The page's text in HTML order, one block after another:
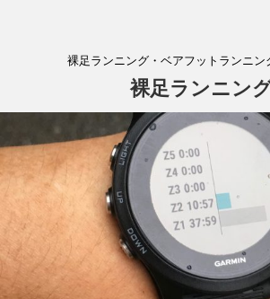
裸足ランニング・ベアフットランニン
裸足ランニン